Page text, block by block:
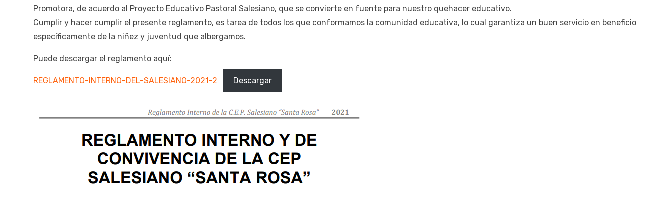
Promotora, de acuerdo al Proyecto Educativo Pastoral Salesiano, que se convierte en fuente para nuestro quehacer educativo.
Cumplir y hacer cumplir el presente reglamento, es tarea de todos los que conformamos la comunidad educativa, lo cual garantiza un buen servicio en beneficio
específicamente de la niñez y juventud que albergamos.
Puede descargar el reglamento aquí:
REGLAMENTO-INTERNO-DEL-SALESIANO-2021-2 Descargar